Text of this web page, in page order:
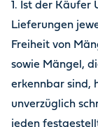
1. Ist der Käufer
Lieferungen
Freiheit von
sowie Mängel,
erkennbar sind,
unverzüglich
jeden